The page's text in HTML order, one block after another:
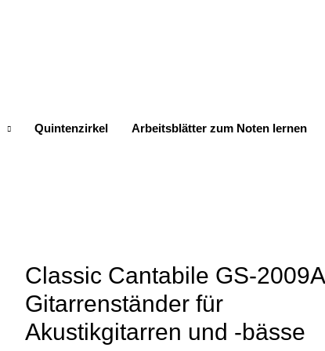
Quintenzirkel Arbeitsblätter zum Noten lernen
Classic Cantabile GS-2009A
Gitarrenständer für
Akustikgitarren und -bässe